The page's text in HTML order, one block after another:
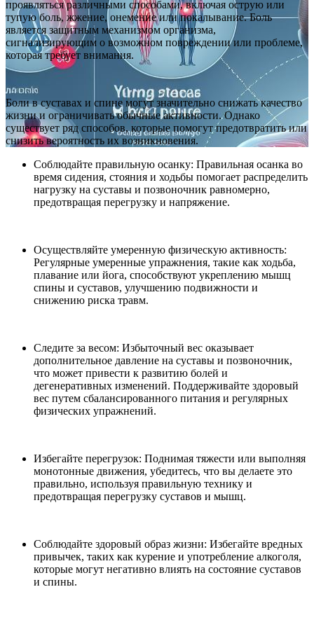
проявляться различными способами, включая острую или
тупую боль, жжение, онемение или покалывание. Боль
является защитным механизмом организма,
сигнализирующим о возможном повреждении или проблеме,
которая требует внимания.
Боли в суставах и спине могут значительно снижать качество
жизни и ограничивать обычные активности. Однако
существует ряд способов, которые помогут предотвратить или
снизить вероятность их возникновения.
Соблюдайте правильную осанку: Правильная осанка во
время сидения, стояния и ходьбы помогает распределить
нагрузку на суставы и позвоночник равномерно,
предотвращая перегрузку и напряжение.
Осуществляйте умеренную физическую активность:
Регулярные умеренные упражнения, такие как ходьба,
плавание или йога, способствуют укреплению мышц
спины и суставов, улучшению подвижности и
снижению риска травм.
Следите за весом: Избыточный вес оказывает
дополнительное давление на суставы и позвоночник,
что может привести к развитию болей и
дегенеративных изменений. Поддерживайте здоровый
вес путем сбалансированного питания и регулярных
физических упражнений.
Избегайте перегрузок: Поднимая тяжести или выполняя
монотонные движения, убедитесь, что вы делаете это
правильно, используя правильную технику и
предотвращая перегрузку суставов и мышц.
Соблюдайте здоровый образ жизни: Избегайте вредных
привычек, таких как курение и употребление алкоголя,
которые могут негативно влиять на состояние суставов
и спины.